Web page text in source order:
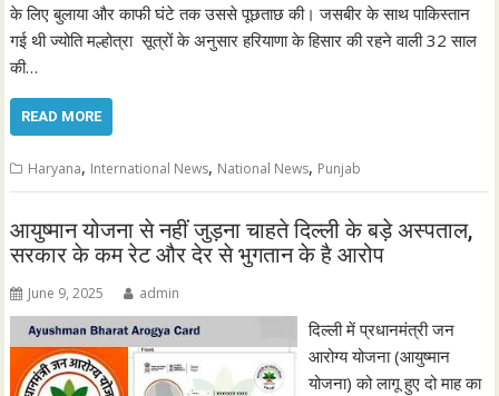
के लिए बुलाया और काफी घंटे तक उससे पूछताछ की। जसबीर के साथ पाकिस्तान
गई थी ज्योति मल्होत्रा सूत्रों के अनुसार हरियाणा के हिसार की रहने वाली 32 साल
की…
READ MORE
Haryana, International News, National News, Punjab
आयुष्मान योजना से नहीं जुड़ना चाहते दिल्ली के बड़े अस्पताल,
सरकार के कम रेट और देर से भुगतान के है आरोप
June 9, 2025 admin
दिल्ली में प्रधानमंत्री जन
आरोग्य योजना (आयुष्मान
योजना) को लागू हुए दो माह का